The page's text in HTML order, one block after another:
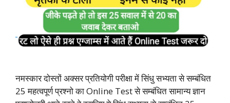
नमस्कार दोस्तों अक्सर प्रतियोगी परीक्षा में सिंधु सभ्यता से सम्बंधित
25 महत्वपूर्ण प्रश्नो का Online Test से सम्बंधित सामान्य ज्ञान